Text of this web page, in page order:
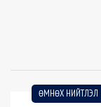
ӨМНӨХ НИЙТЛЭЛ